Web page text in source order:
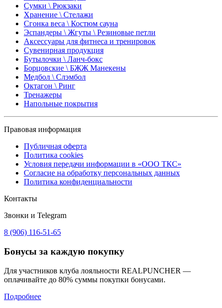
Сумки \ Рюкзаки
Хранение \ Стелажи
Сгонка веса \ Костюм сауна
Эспандеры \ Жгуты \ Резиновые петли
Аксессуары для фитнеса и тренировок
Сувенирная продукция
Бутылочки \ Ланч-бокс
Борцовские \ БЖЖ Манекены
Медбол \ Слэмбол
Октагон \ Ринг
Тренажеры
Напольные покрытия
Правовая информация
Публичная оферта
Политика cookies
Условия передачи информации в «ООО ТКС»
Согласие на обработку персональных данных
Политика конфиденциальности
Контакты
Звонки и Telegram
8 (906) 116-51-65
Бонусы за каждую покупку
Для участников клуба лояльности REALPUNCHER —
оплачивайте до 80% суммы покупки бонусами.
Подробнее